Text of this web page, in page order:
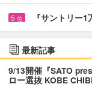
5 位 『サントリー
最新記事
9/13開催『SATO
ロー選抜 KOBE